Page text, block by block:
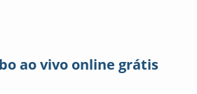
ao vivo online grátis